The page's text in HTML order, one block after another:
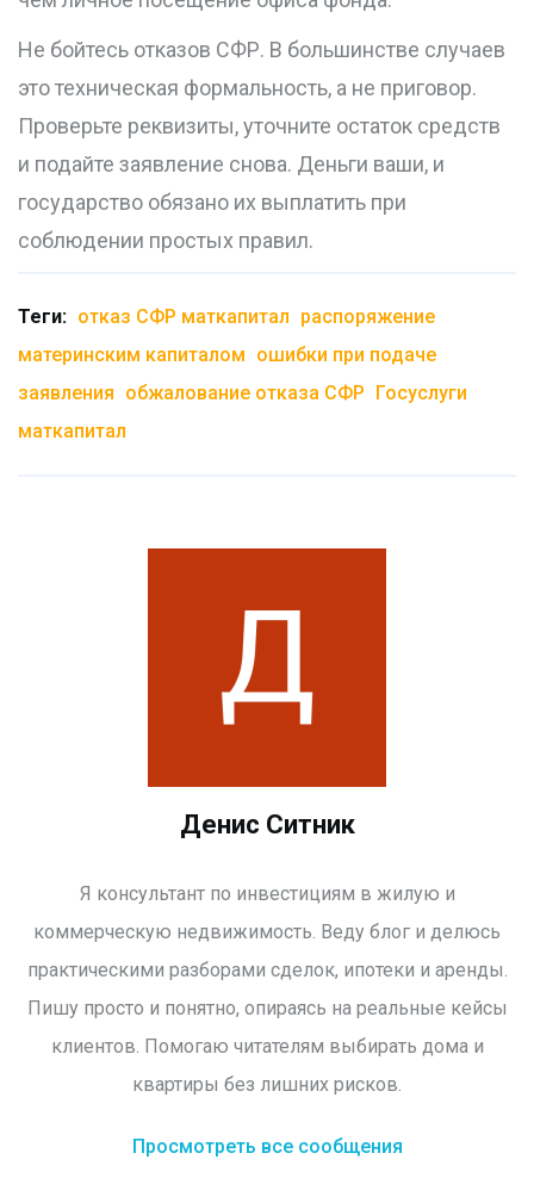
Не бойтесь отказов СФР. В большинстве случаев
это техническая формальность, а не приговор.
Проверьте реквизиты, уточните остаток средств
и подайте заявление снова. Деньги ваши, и
государство обязано их выплатить при
соблюдении простых правил.
Теги: отказ СФР маткапитал распоряжение
материнским капиталом ошибки при подаче
заявления обжалование отказа СФР
Госуслуги
маткапитал
Денис Ситник
Я консультант по инвестициям в жилую и
коммерческую недвижимость. Веду блог и делюсь
практическими разборами сделок, ипотеки и аренды.
Пишу просто и понятно, опираясь на реальные кейсы
клиентов. Помогаю читателям выбирать дома и
квартиры без лишних рисков.
Просмотреть все сообщения